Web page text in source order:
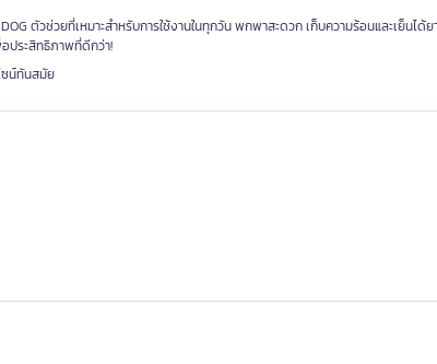
ตัวช่วยที่เหมาะสำหรับการใช้งานในทุกวัน พกพาสะดวก เก็บความร้อนและเย็นได้ย
ประสิทธิภาพที่ดีกว่า!
น์ทันสมัย